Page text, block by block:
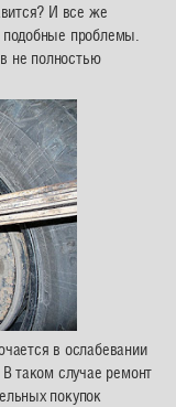
И все же
проблемы.
не полностью
в ослабевании
таком случае ремонт
покупок